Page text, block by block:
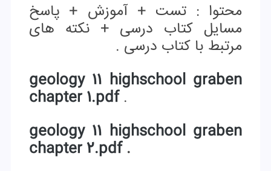
محتوا : تست + آموزش + پاسخ
مسایل کتاب درسی + نکته های
مرتبط با کتاب درسی .
geology 11 highschool graben
chapter 1.pdf.
geology 11 highschool graben
chapter 2.pdf.